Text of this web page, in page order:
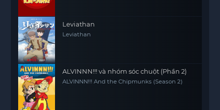
Leviathan
Leviathan
ALVINNN!!! và nhóm sóc chuột (Phần 2)
ALVINNN!!! And the Chipmunks (Season 2)